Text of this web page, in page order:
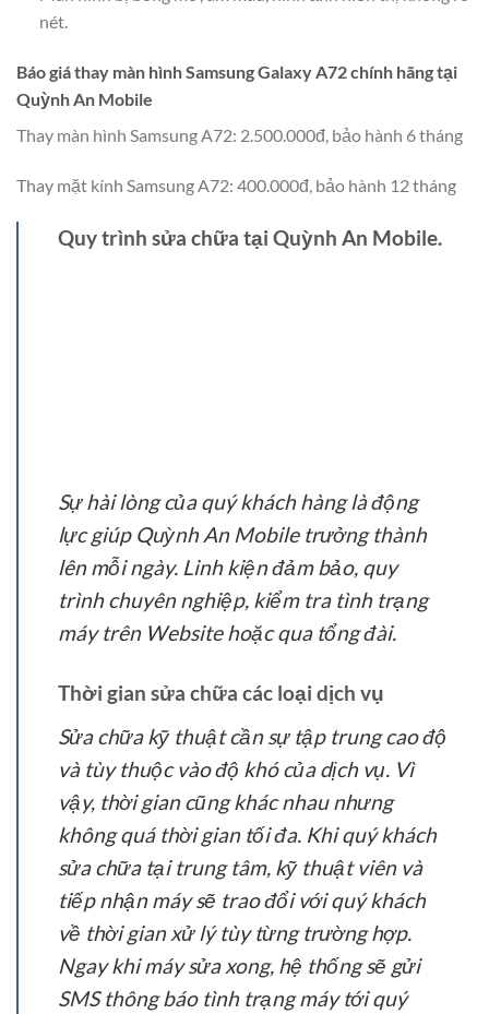
nét.
Báo giá thay màn hình Samsung Galaxy A72 chính hãng tại
Quỳnh An Mobile
Thay màn hình Samsung A72: 2.500.000đ, bảo hành 6 tháng
Thay mặt kính Samsung A72: 400.000đ, bảo hành 12 tháng
Quy trình sửa chữa tại Quỳnh An Mobile.
Sự hài lòng của quý khách hàng là động
lực giúp Quỳnh An Mobile trưởng thành
lên mỗi ngày. Linh kiện đảm bảo, quy
trình chuyên nghiệp, kiểm tra tình trạng
máy trên Website hoặc qua tổng đài.
Thời gian sửa chữa các loại dịch vụ
Sửa chữa kỹ thuật cần sự tập trung cao độ
và tùy thuộc vào độ khó của dịch vụ. Vì
vậy, thời gian cũng khác nhau nhưng
không quá thời gian tối đa. Khi quý khách
sửa chữa tại trung tâm, kỹ thuật viên và
tiếp nhận máy sẽ trao đổi với quý khách
về thời gian xử lý tùy từng trường hợp.
Ngay khi máy sửa xong, hệ thống sẽ gửi
SMS thông báo tình trạng máy tới quý